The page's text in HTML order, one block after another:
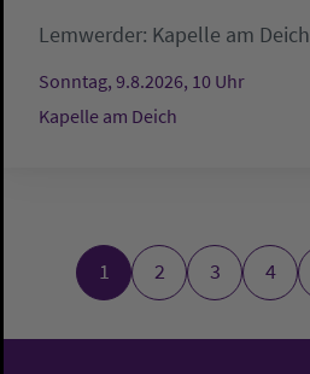
Lemwerder: Kapelle am Deich
Sonntag, 9.8.2026, 10 Uhr
Kapelle am Deich
1 2 3 4